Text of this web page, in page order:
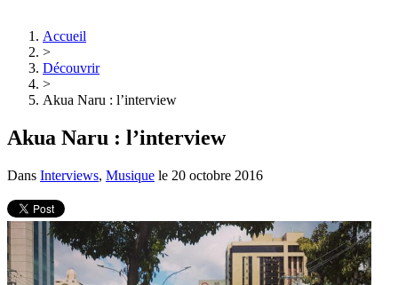
Accueil
>
Découvrir
>
Akua Naru : l’interview
Akua Naru : l’interview
Dans Interviews, Musique le 20 octobre 2016